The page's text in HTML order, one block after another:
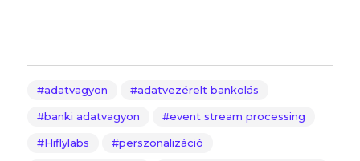
adatvagyon adatvezérelt bankolás
banki adatvagyon event stream processing
Hiflylabs perszonalizáció